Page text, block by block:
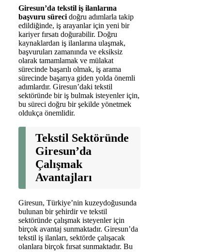
Giresun’da tekstil iş ilanlarına
başvuru süreci doğru adımlarla takip
edildiğinde, iş arayanlar için yeni bir
kariyer fırsatı doğurabilir. Doğru
kaynaklardan iş ilanlarına ulaşmak,
başvuruları zamanında ve eksiksiz
olarak tamamlamak ve mülakat
sürecinde başarılı olmak, iş arama
sürecinde başarıya giden yolda önemli
adımlardır. Giresun’daki tekstil
sektöründe bir iş bulmak isteyenler için,
bu süreci doğru bir şekilde yönetmek
oldukça önemlidir.
Tekstil Sektöründe
Giresun’da
Çalışmak
Avantajları
Giresun, Türkiye’nin kuzeydoğusunda
bulunan bir şehirdir ve tekstil
sektöründe çalışmak isteyenler için
birçok avantaj sunmaktadır. Giresun’da
tekstil iş ilanları, sektörde çalışacak
olanlara birçok fırsat sunmaktadır. Bu